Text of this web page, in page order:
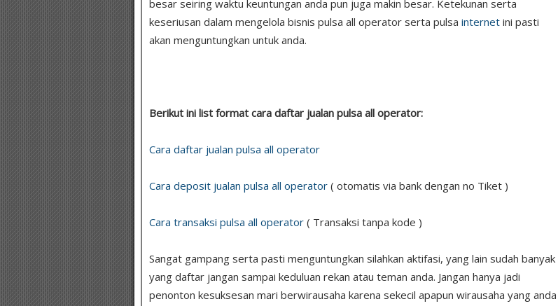
besar seiring waktu keuntungan anda pun juga makin besar. Ketekunan serta
keseriusan dalam mengelola bisnis pulsa all operator serta pulsa internet ini pasti
akan menguntungkan untuk anda.
Berikut ini list format cara daftar jualan pulsa all operator:
Cara daftar jualan pulsa all operator
Cara deposit jualan pulsa all operator ( otomatis via bank dengan no Tiket )
Cara transaksi pulsa all operator ( Transaksi tanpa kode )
Sangat gampang serta pasti menguntungkan silahkan aktifasi, yang lain sudah banyak
yang daftar jangan sampai keduluan rekan atau teman anda. Jangan hanya jadi
penonton kesuksesan mari berwirausaha karena sekecil apapun wirausaha yang anda